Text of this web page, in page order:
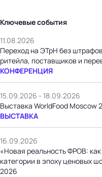
Ключевые события
11.08.2026
Переход на ЭТрН без
ритейла, поставщиков и
КОНФЕРЕНЦИЯ
15.09.2026 - 18.09.2026
Выставка WorldFood Moscow
ВЫСТАВКА
16.09.2026
«Новая реальность ФРОВ:
категории в эпоху ценовых
2026